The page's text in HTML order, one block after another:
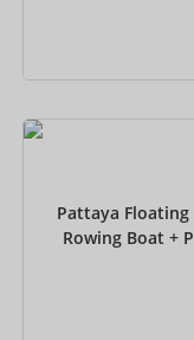
Pattaya
Rowing Boat +